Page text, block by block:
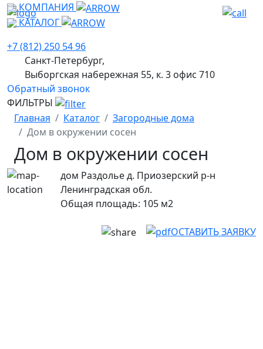
КОМПАНИЯ
КАТАЛОГ
+7 (812) 250 54 96
Санкт-Петербург,
Выборгская набережная 55, к. 3 офис 710
Обратный звонок
ФИЛЬТРЫ
Главная
Каталог
Загородные дома
Дом в окружении сосен
Дом в окружении сосен
дом Раздолье д. Приозерский р-н
Ленинградская обл.
Общая площадь: 105 м2
ОСТАВИТЬ ЗАЯВКУ